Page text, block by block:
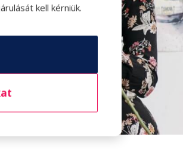
kell kérniük.